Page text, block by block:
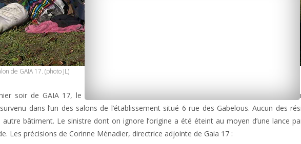
de GAIA 17. (photo JL)
soir de GAIA 17, le centre d’accueil et d’hébergement pour personnes en
dans l’un des salons de l’établissement situé 6 rue des Gabelous. Aucun des
bâtiment. Le sinistre dont on ignore l’origine a été éteint au moyen d’une lance
Les précisions de Corinne Ménadier, directrice adjointe de Gaia 17 :